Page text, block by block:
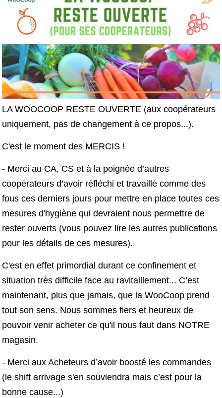
LA WOOCOOP RESTE OUVERTE (aux coopérateurs
uniquement, pas de changement à ce propos...).
C'est le moment des MERCIS !
- Merci au CA, CS et à la poignée d’autres
coopérateurs d’avoir réfléchi et travaillé comme des
fous ces derniers jours pour mettre en place toutes ces
mesures d'hygiène qui devraient nous permettre de
rester ouverts (vous pouvez lire les autres publications
pour les détails de ces mesures).
C'est en effet primordial durant ce confinement et
situation très difficile face au ravitaillement... C’est
maintenant, plus que jamais, que la WooCoop prend
tout son sens. Nous sommes fiers et heureux de
pouvoir venir acheter ce qu'il nous faut dans NOTRE
magasin.
- Merci aux Acheteurs d’avoir boosté les commandes
(le shift arrivage s'en souviendra mais c’est pour la
bonne cause...)